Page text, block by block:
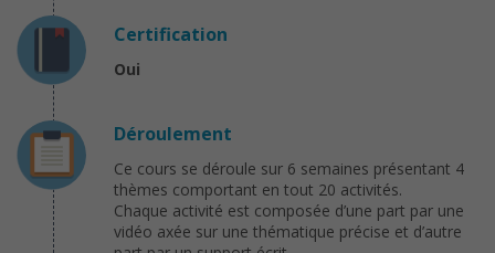
Certification
Oui
Déroulement
Ce cours se déroule sur 6 semaines présentant 4
thèmes comportant en tout 20 activités.
Chaque activité est composée d’une part par une
vidéo axée sur une thématique précise et d’autre